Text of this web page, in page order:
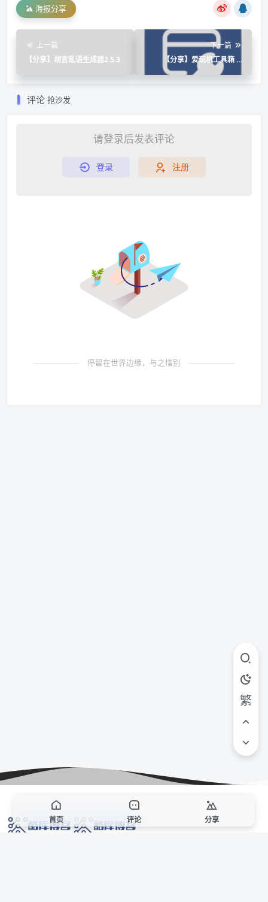
海报分享
上一篇
【分享】胡言乱语生成器2.5.3
下一篇
【分享】爱玩机工具箱 S-
22.0.9.3 🔥需要root使用
评论 抢沙发
请登录后发表评论
登录 注册
停留在世界边缘，与之惜别
繁
首页 评论 分享